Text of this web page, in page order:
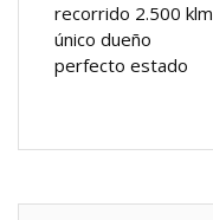
recorrido 2.500 klm
único dueño
perfecto estado